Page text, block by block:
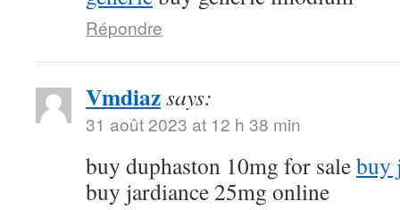
Répondre
Vmdiazsays:
31 août 2023 at 12 h 38 min
buy duphaston 10mg for salebuy
buy jardiance 25mg online